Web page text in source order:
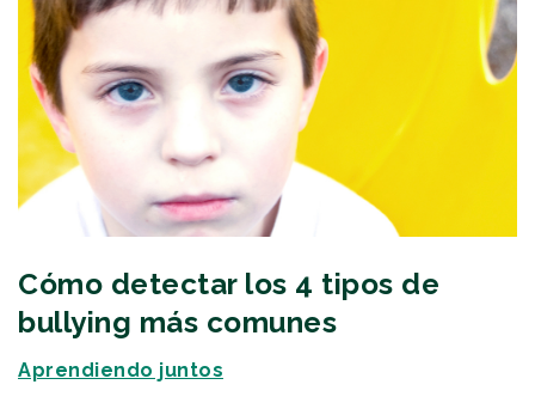
Cómo detectar los 4 tipos de
bullying más comunes
Aprendiendo juntos